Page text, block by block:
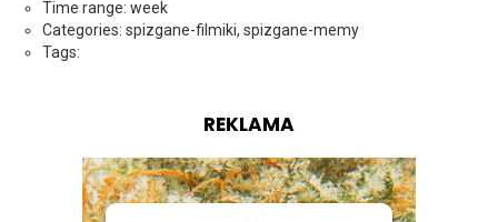
Time range: week
Categories: spizgane-filmiki, spizgane-memy
Tags:
REKLAMA